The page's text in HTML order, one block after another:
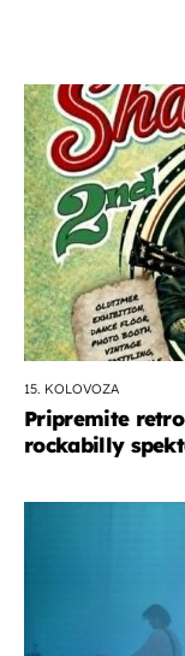
15. KOLOVOZA
Pripremite
rockabilly